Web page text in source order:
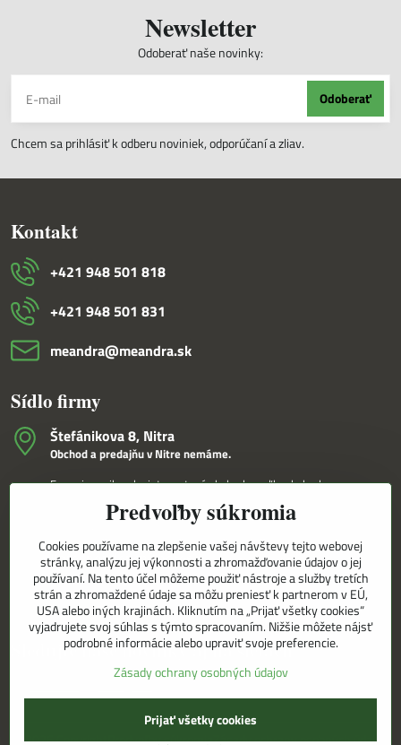
Newsletter
Odoberať naše novinky:
Odoberať
Chcem sa prihlásiť k odberu noviniek, odporúčaní a zliav.
Kontakt
+421 948 501 818
+421 948 501 831
meandra​@meandra​.sk
Sídlo firmy
Štefánikova 8, Nitra
Obchod a predajňu v Nitre nemáme.
Fungujeme iba ako internetový obchod a veľkoobchod.
V Nitre Vám tovar dovezieme osobne na základe internetovej
objednávky a telefonického dohovoru.
Korešpondenčná adresa
MEANDRA,s.r.o.
P.O.BOX 8/D
949 01 Nitra
Sledujte naše novinky aj na sieťach
Instagram
©2026CopyrightPredvoľby súkromiaZásady ochrany osobných údajov
Predvoľby súkromia
Cookies používame na zlepšenie vašej návštevy tejto webovej
stránky, analýzu jej výkonnosti a zhromažďovanie údajov o jej
používaní. Na tento účel môžeme použiť nástroje a služby tretích
strán a zhromaždené údaje sa môžu preniesť k partnerom v EÚ,
USA alebo iných krajinách. Kliknutím na „Prijať všetky cookies“
vyjadrujete svoj súhlas s týmto spracovaním. Nižšie môžete nájsť
podrobné informácie alebo upraviť svoje preferencie.
Zásady ochrany osobných údajov
Prijať všetky cookies